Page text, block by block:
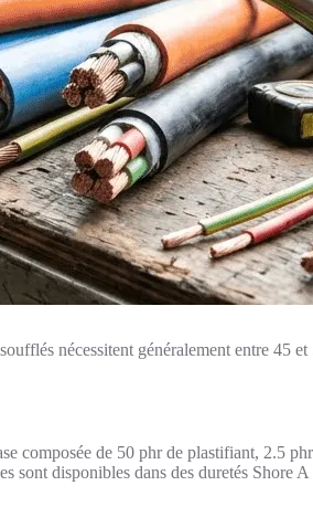
nécessitent généralement entre 45
composée de 50 phr de plastifiant, 2.5
sont disponibles dans des duretés